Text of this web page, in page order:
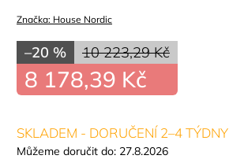
Značka: House Nordic
10 223,29 Kč
–20 %
8 178,39 Kč
SKLADEM - DORUČENÍ 2–4 TÝDNY
Můžeme doručit do: 27.8.2026